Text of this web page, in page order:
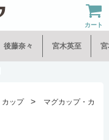
カート
後藤奈々 宮木英至 宮
カップ >
マグカップ・カ